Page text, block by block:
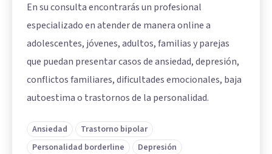
En su consulta encontrarás un profesional
especializado en atender de manera online a
adolescentes, jóvenes, adultos, familias y parejas
que puedan presentar casos de ansiedad, depresión,
conflictos familiares, dificultades emocionales, baja
autoestima o trastornos de la personalidad.
Ansiedad
Trastorno bipolar
Personalidad borderline
Depresión